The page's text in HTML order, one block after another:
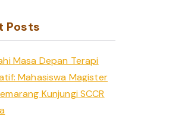
Posts
Masa Depan Terapi
Mahasiswa Magister
Kunjungi SCCR